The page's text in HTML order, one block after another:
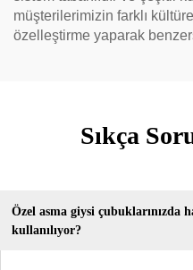
müşterilerimizin farklı
özelleştirme yaparak
Sıkça
Özel asma giysi çubuklarınızda
kullanılıyor?